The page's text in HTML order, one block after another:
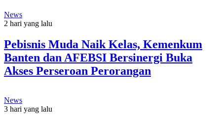
News
2 hari yang lalu
Pebisnis Muda Naik Kelas, Kemenkum
Banten dan AFEBSI Bersinergi Buka
Akses Perseroan Perorangan
News
3 hari yang lalu